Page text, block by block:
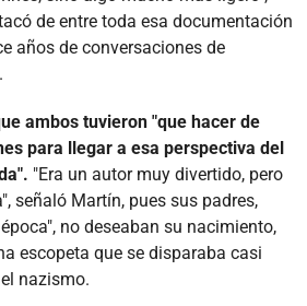
de entre toda esa documentación
años de conversaciones de
ambos tuvieron "que hacer de
para llegar a esa perspectiva del
"Era un autor muy divertido, pero
señaló Martín, pues sus padres,
no deseaban su nacimiento,
escopeta que se disparaba casi
nazismo.